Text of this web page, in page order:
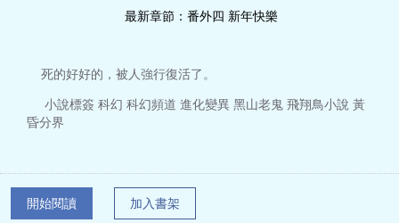
最新章節： 番外四 新年快樂
死的好好的，被人強行復活了。
小說標簽 科幻 科幻頻道 進化變異 黑山老鬼 飛翔鳥小說 黃
昏分界
開始閱讀 加入書架